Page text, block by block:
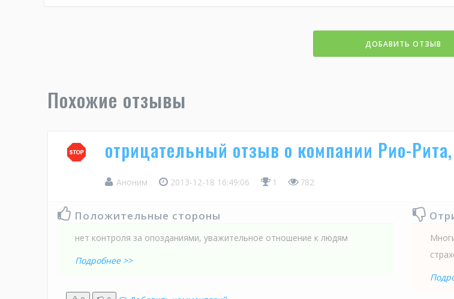
ДОБАВИТЬ ОТЗЫВ
Похожие отзывы
отрицательный отзыв о компании Рио-
Аноним 2013-12-18 16:49:06 1 782
Положительные стороны
нет контроля за опозданиями, уважительное отношение к людям
Подробнее >>